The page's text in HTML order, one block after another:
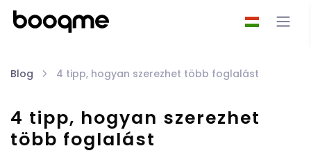
Blog 4 tipp, hogyan szerezhet több foglalást
4 tipp, hogyan szerezhet
több foglalást